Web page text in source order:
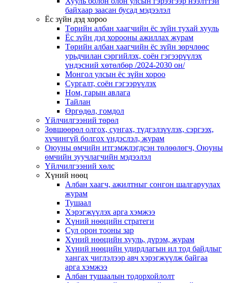
байхаар заасан бусад мэдээлэл
Ёс зүйн дэд хороо
Төрийн албан хаагчийн ёс зүйн тухай хууль
Ёс зүйн дэд хорооны ажиллах журам
Төрийн албан хаагчийн ёс зүйн зөрчлөөс
урьдчилан сэргийлэх, соён гэгээрүүлэх
үндэсний хөтөлбөр /2024-2030 он/
Монгол улсын ёс зүйн хороо
Cургалт, cоён гэгээрүүлэх
Ном, гарын авлага
Тайлан
Өргөдөл, гомдол
Үйлчилгээний төрөл
Зөвшөөрөл олгох, сунгах, түдгэлзүүлэх, сэргээх,
хүчингүй болгох үндэслэл, журам
Оюуны өмчийн итгэмжлэгдсэн төлөөлөгч, Оюуны
өмчийн зуучлагчийн мэдээлэл
Үйлчилгээний хөлс
Хүний нөөц
Албан хаагч, ажилтныг сонгон шалгаруулах
журам
Тушаал
Хэрэгжүүлэх арга хэмжээ
Хүний нөөцийн стратеги
Сул орон тооны зар
Хүний нөөцийн хууль, дүрэм, журам
Хүний нөөцийн удирдлагын ил тод байдлыг
хангах чиглэлээр авч хэрэгжүүлж байгаа
арга хэмжээ
Албан тушаалын тодорхойлолт